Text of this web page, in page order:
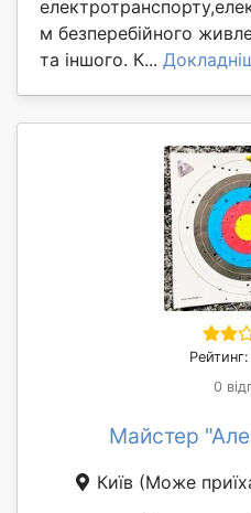
м безперебійного
та іншого. К...
0
Майстер
Київ (Може